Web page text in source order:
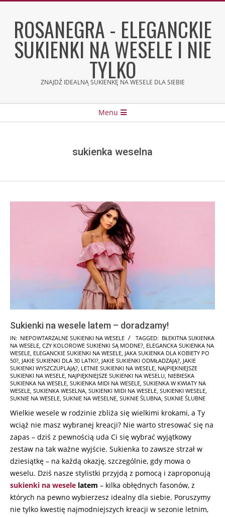
contentROSANEGRA - ELEGANCKIE
SUKIENKI NA WESELE I NIE
TYLKO
ZNAJDŹ IDEALNĄ SUKIENKĘ NA WESELE DLA SIEBIE
Menu
sukienka weselna
Sukienki na wesele latem – doradzamy!
2025-
01-
29
IN: NIEPOWTARZALNE SUKIENKI NA WESELE TAGGED: BŁEKITNA SUKIENKA
NA WESELE CZY KOLOROWE SUKIENKI SĄ MODNE? ELEGANCKA SUKIENKA NA
WESELE ELEGANCKIE SUKIENKI NA WESELE JAKA SUKIENKA DLA KOBIETY PO
50? JAKIE SUKIENKI DLA 30 LATKI? JAKIE SUKIENKI ODMŁADZAJĄ? JAKIE
SUKIENKI WYSZCZUPLAJĄ? LETNIE SUKIENKI NA WESELE NAJPIĘKNIEJSZE
SUKIENKI NA WESELE NAJPIĘKNIEJSZE SUKIENKI NA WESELU NIEBIESKA
SUKIENKA NA WESELE SUKIENKA MIDI NA WESELE SUKIENKA W KWIATY NA
WESELE SUKIENKA WESELNA SUKIENKI MIDI NA WESELE SUKIENKI WESELE
SUKNIE NA WESELE SUKNIE NA WESELNE SUKNIE ŚLUBNA SUKNIE ŚLUBNE
Wielkie wesele w rodzinie zbliża się wielkimi krokami, a Ty
wciąż nie masz wybranej kreacji? Nie warto stresować się na
zapas – dziś z pewnością uda Ci się wybrać wyjątkowy
zestaw na tak ważne wyjście. Sukienka to zawsze strzał w
dziesiątkę – na każdą okazję, szczególnie, gdy mowa o
weselu. Dziś nasze stylistki przyjdą z pomocą i zaproponują
sukienki na wesele latem – kilka obłędnych fasonów, z
których na pewno wybierzesz idealny dla siebie. Poruszymy
nie tylko kwestię najmodniejszych kreacji w sezonie letnim,